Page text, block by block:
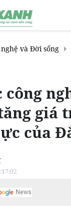
nghệ và Đời sống
công
giá
của